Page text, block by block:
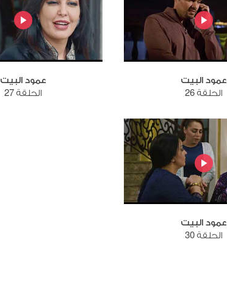
عمود البيت
الحلقة 26
عمود البيت
الحلقة 27
عمود البيت
الحلقة 30